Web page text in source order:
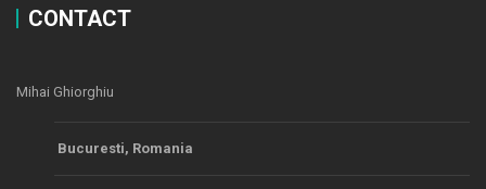
CONTACT
Mihai Ghiorghiu
Bucuresti, Romania